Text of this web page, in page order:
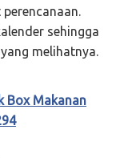
sehingga
melihatnya.
Box Makanan